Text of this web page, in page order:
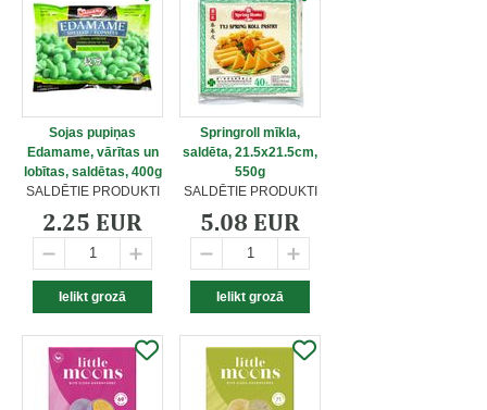
Sojas pupiņas
Edamame, vārītas un
lobītas, saldētas, 400g
SALDĒTIE PRODUKTI
2.25 EUR
Springroll mīkla,
saldēta, 21.5x21.5cm,
550g
SALDĒTIE PRODUKTI
5.08 EUR